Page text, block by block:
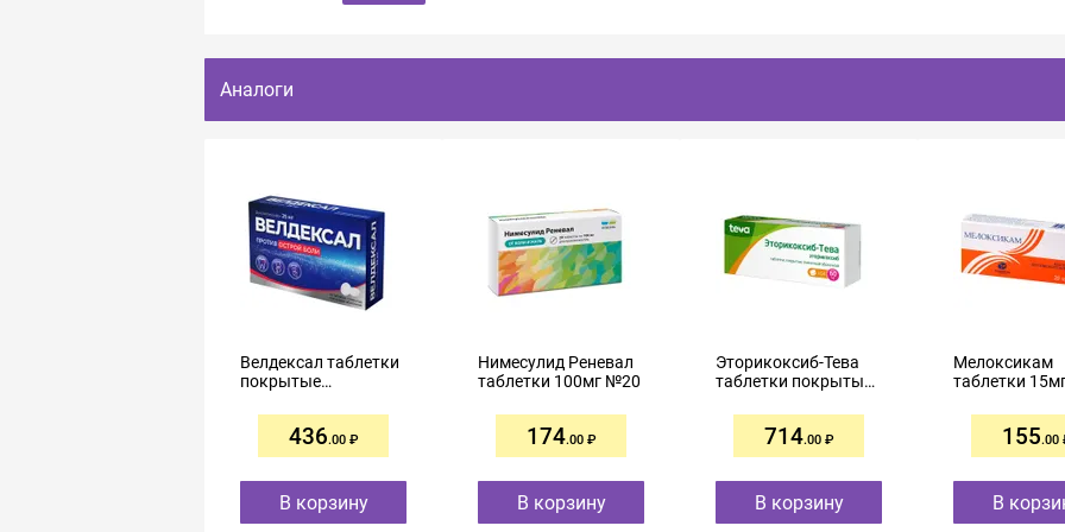
Аналоги
Велдексал таблетки
покрытые
оболочкой 25мг №10
436.00
В корзину
Нимесулид Реневал
таблетки 100мг №20
174.00
В корзину
Эторикоксиб-Тева
таблетки покрытые
оболочкой 60мг №14
714.00
В корзину
Мелоксикам
таблетки
155.00
В